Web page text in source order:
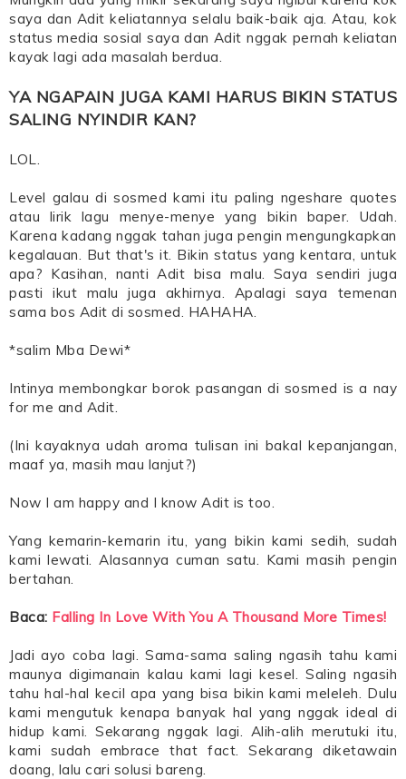
saya dan Adit keliatannya selalu baik-baik aja. Atau, kok
status media sosial saya dan Adit nggak pernah keliatan
kayak lagi ada masalah berdua.
YA NGAPAIN JUGA KAMI HARUS BIKIN STATUS
SALING NYINDIR KAN?
LOL.
Level galau di sosmed kami itu paling ngeshare quotes
atau lirik lagu menye-menye yang bikin baper. Udah.
Karena kadang nggak tahan juga pengin mengungkapkan
kegalauan. But that's it. Bikin status yang kentara, untuk
apa? Kasihan, nanti Adit bisa malu. Saya sendiri juga
pasti ikut malu juga akhirnya. Apalagi saya temenan
sama bos Adit di sosmed. HAHAHA.
*salim Mba Dewi*
Intinya membongkar borok pasangan di sosmed is a nay
for me and Adit.
(Ini kayaknya udah aroma tulisan ini bakal kepanjangan,
maaf ya, masih mau lanjut?)
Now I am happy and I know Adit is too.
Yang kemarin-kemarin itu, yang bikin kami sedih, sudah
kami lewati. Alasannya cuman satu. Kami masih pengin
bertahan.
Baca: Falling In Love With You A Thousand More Times!
Jadi ayo coba lagi. Sama-sama saling ngasih tahu kami
maunya digimanain kalau kami lagi kesel. Saling ngasih
tahu hal-hal kecil apa yang bisa bikin kami meleleh. Dulu
kami mengutuk kenapa banyak hal yang nggak ideal di
hidup kami. Sekarang nggak lagi. Alih-alih merutuki itu,
kami sudah embrace that fact. Sekarang diketawain
doang, lalu cari solusi bareng.